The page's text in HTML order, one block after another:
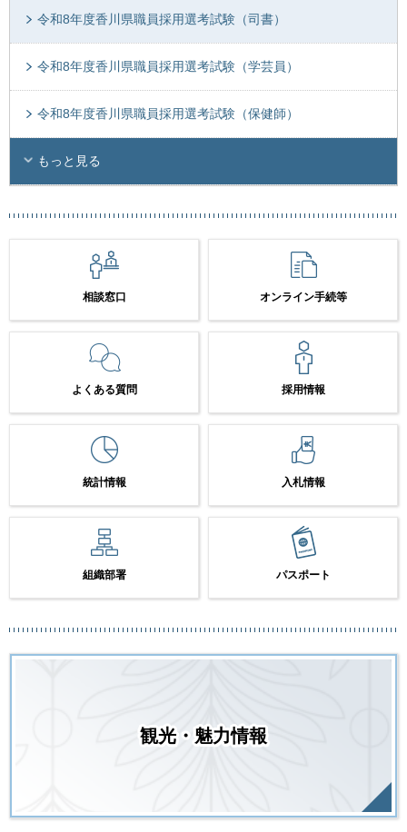
令和8年度香川県職員採用選考試験（司書）
令和8年度香川県職員採用選考試験（学芸員）
令和8年度香川県職員採用選考試験（保健師）
もっと見る
相談窓口 オンライン手続等
よくある質問 採用情報
統計情報 入札情報
組織部署 パスポート
観光・魅力情報